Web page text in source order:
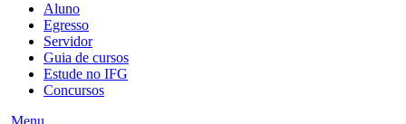
Aluno
Egresso
Servidor
Guia de cursos
Estude no IFG
Concursos